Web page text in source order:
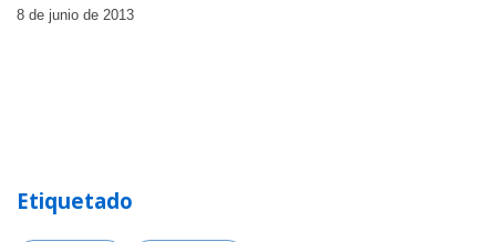
8 de junio de 2013
Etiquetado